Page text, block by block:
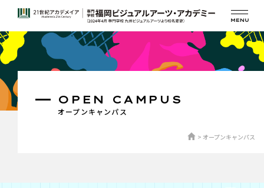
オープンキャンパス
OPEN CAMPUS
オープンキャンパス